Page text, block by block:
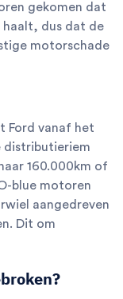
gekomen dat
haalt, dus dat de
motorschade
Ford vanaf het
distributieriem
160.000km of
blue motoren
aangedreven
Dit om